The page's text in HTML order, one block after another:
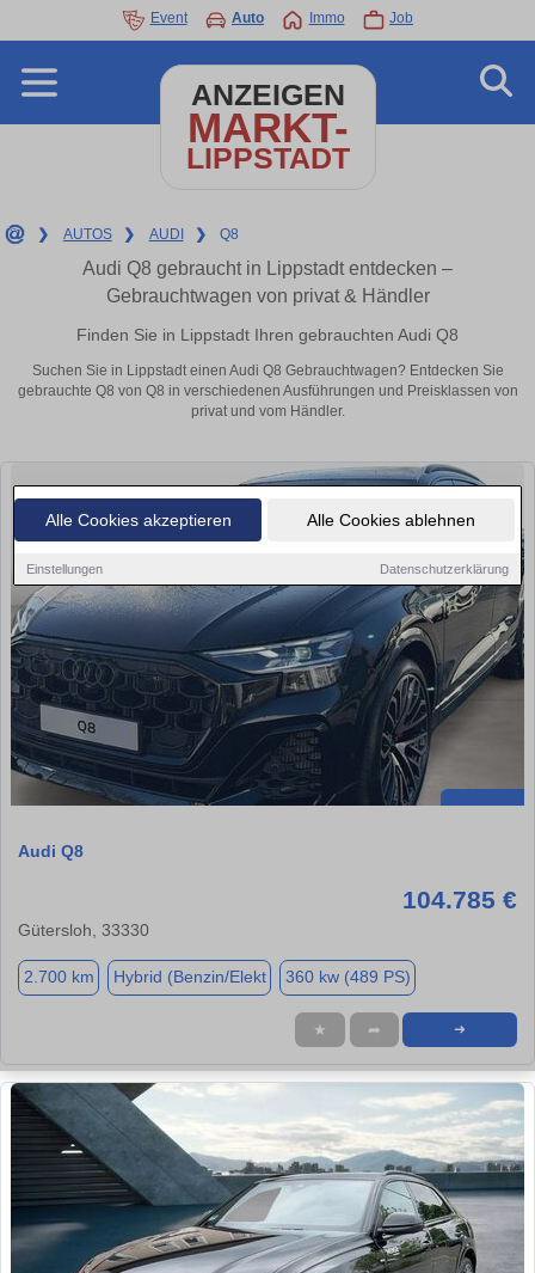
Alle Cookies akzeptieren Alle Cookies ablehnen
Einstellungen Datenschutzerklärung
Event Auto Immo Job
ANZEIGEN
MARKT-
LIPPSTADT
❯ AUTOS ❯ AUDI ❯ Q8
Audi Q8 gebraucht in Lippstadt entdecken –
Gebrauchtwagen von privat & Händler
Finden Sie in Lippstadt Ihren gebrauchten Audi Q8
Suchen Sie in Lippstadt einen Audi Q8 Gebrauchtwagen? Entdecken Sie
gebrauchte Q8 von Q8 in verschiedenen Ausführungen und Preisklassen von
privat und vom Händler.
Audi Q8
104.785 €
Gütersloh, 33330
2.700 km Hybrid (Benzin/Elekt 360 kw (489 PS)
★ ➦ ➜